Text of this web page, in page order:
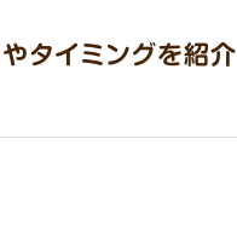
タイミングを紹介